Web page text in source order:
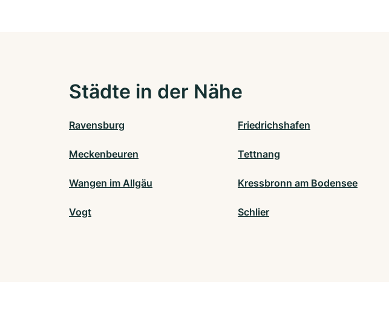
Städte in der Nähe
Ravensburg Friedrichshafen
Meckenbeuren Tettnang
Wangen im Allgäu Kressbronn am Bodensee
Vogt Schlier